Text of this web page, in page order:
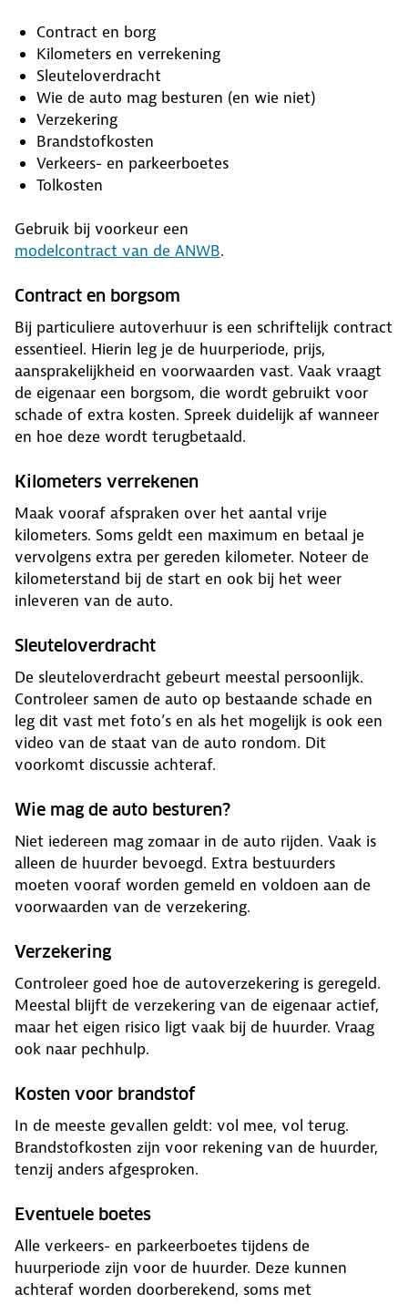
Contract en borg
Kilometers en verrekening
Sleuteloverdracht
Wie de auto mag besturen (en wie niet)
Verzekering
Brandstofkosten
Verkeers- en parkeerboetes
Tolkosten
Gebruik bij voorkeur een
modelcontract van de ANWB.
Contract en borgsom
Bij particuliere autoverhuur is een schriftelijk contract
essentieel. Hierin leg je de huurperiode, prijs,
aansprakelijkheid en voorwaarden vast. Vaak vraagt
de eigenaar een borgsom, die wordt gebruikt voor
schade of extra kosten. Spreek duidelijk af wanneer
en hoe deze wordt terugbetaald.
Kilometers verrekenen
Maak vooraf afspraken over het aantal vrije
kilometers. Soms geldt een maximum en betaal je
vervolgens extra per gereden kilometer. Noteer de
kilometerstand bij de start en ook bij het weer
inleveren van de auto.
Sleuteloverdracht
De sleuteloverdracht gebeurt meestal persoonlijk.
Controleer samen de auto op bestaande schade en
leg dit vast met foto’s en als het mogelijk is ook een
video van de staat van de auto rondom. Dit
voorkomt discussie achteraf.
Wie mag de auto besturen?
Niet iedereen mag zomaar in de auto rijden. Vaak is
alleen de huurder bevoegd. Extra bestuurders
moeten vooraf worden gemeld en voldoen aan de
voorwaarden van de verzekering.
Verzekering
Controleer goed hoe de autoverzekering is geregeld.
Meestal blijft de verzekering van de eigenaar actief,
maar het eigen risico ligt vaak bij de huurder. Vraag
ook naar pechhulp.
Kosten voor brandstof
In de meeste gevallen geldt: vol mee, vol terug.
Brandstofkosten zijn voor rekening van de huurder,
tenzij anders afgesproken.
Eventuele boetes
Alle verkeers- en parkeerboetes tijdens de
huurperiode zijn voor de huurder. Deze kunnen
achteraf worden doorberekend, soms met